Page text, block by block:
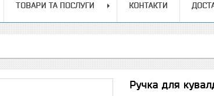
ТОВАРИ ТА ПОСЛУГИ КОНТАКТИ
Ручка для